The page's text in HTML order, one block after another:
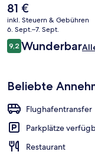
Der
aktuelle
Preis
beträgt
81 €.
81 €
inkl. Steuern & Gebühren
6. Sept.–7. Sept.
Bewertungen
9,29,2 von 10.
Wunderbar
Beliebte
Flughafentransfer
Parkplätze
Restaurant